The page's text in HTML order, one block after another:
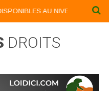
AU NIVEAU DU
DROITS